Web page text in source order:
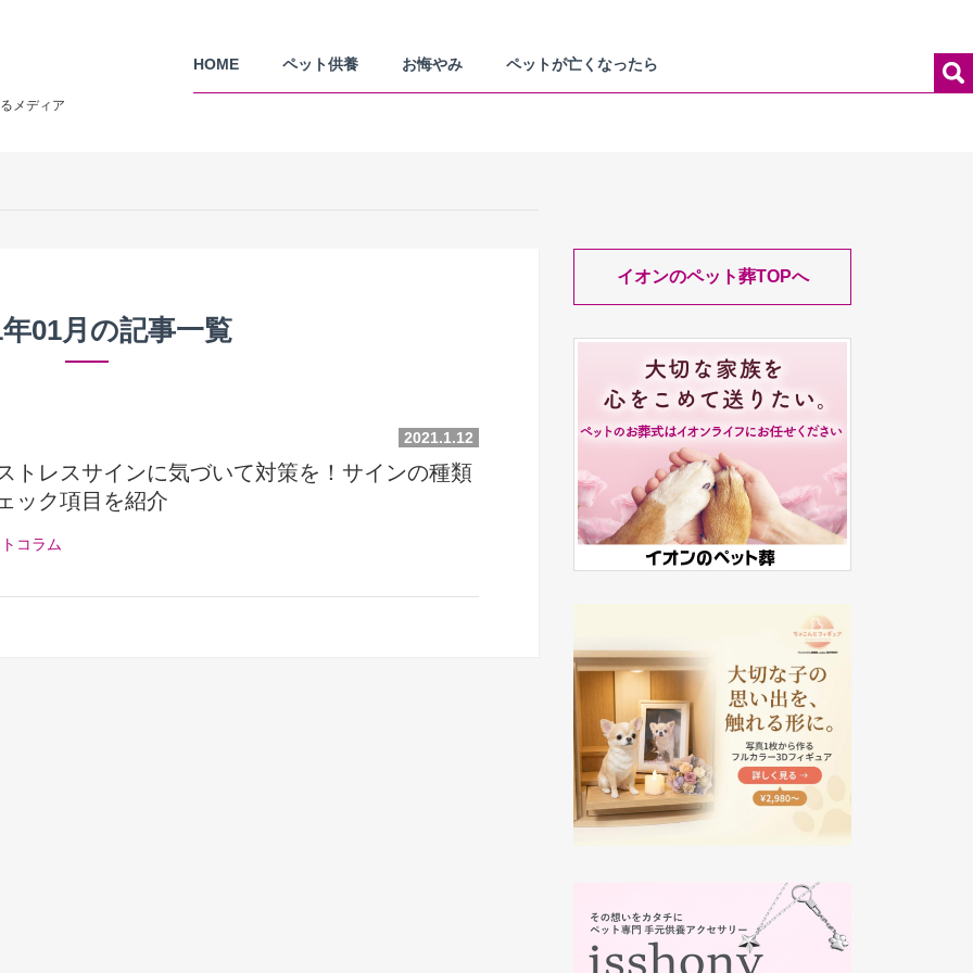
メディア
HOME ペット供養 お悔やみ ペットが亡くなったら
01月の記事一覧
トレスサインに気づいて対策を！サインの種類
ック項目を紹介
2021.1.12
コラム
イオンのペット葬TOPへ